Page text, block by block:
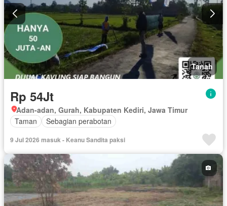
Tanah
Rp 54Jt
Adan-adan, Gurah, Kabupaten Kediri, Jawa Timur
Taman
Sebagian perabotan
9 Jul 2026 masuk - Keanu Sandita paksi